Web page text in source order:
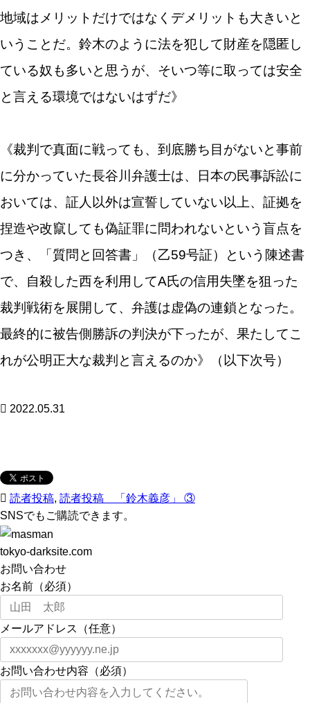
地域はメリットだけではなくデメリットも大きいと
いうことだ。鈴木のように法を犯して財産を隠匿し
ている奴も多いと思うが、そいつ等に取っては安全
と言える環境ではないはずだ》
《裁判で真面に戦っても、到底勝ち目がないと事前
に分かっていた長谷川弁護士は、日本の民事訴訟に
おいては、証人以外は宣誓していない以上、証拠を
捏造や改竄しても偽証罪に問われないという盲点を
つき、「質問と回答書」（乙59号証）という陳述書
で、自殺した西を利用してA氏の信用失墜を狙った
裁判戦術を展開して、弁護は虚偽の連鎖となった。
最終的に被告側勝訴の判決が下ったが、果たしてこ
れが公明正大な裁判と言えるのか》（以下次号）
2022.05.31
読者投稿, 読者投稿 「鈴木義彦」 ③
SNSでもご購読できます。
tokyo-darksite.com
お問い合わせ
お名前（必須）
メールアドレス（任意）
お問い合わせ内容（必須）